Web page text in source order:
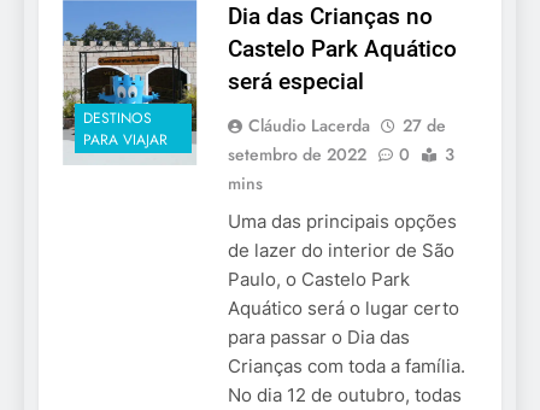
DESTINOS
PARA VIAJAR
Dia das Crianças no
Castelo Park Aquático
será especial
Cláudio Lacerda
27 de
setembro de 2022
0
3
mins
Uma das principais opções
de lazer do interior de São
Paulo, o Castelo Park
Aquático será o lugar certo
para passar o Dia das
Crianças com toda a família.
No dia 12 de outubro, todas